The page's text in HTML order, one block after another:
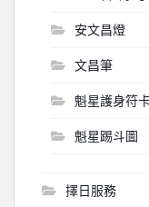
安文昌燈
文昌筆
魁星護身符
魁星踢斗圖
擇日服務